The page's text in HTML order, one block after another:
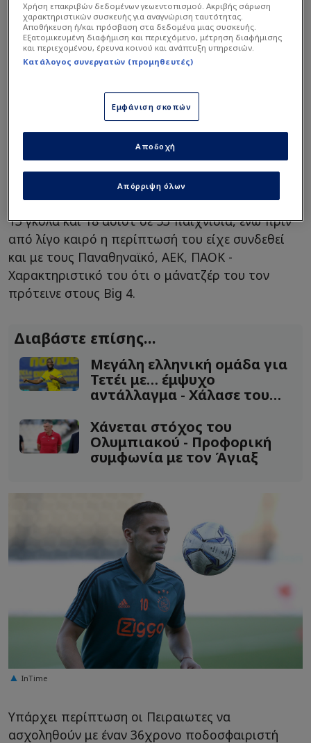
ποδοσφαιρικό Χρηματιστήριο στα 2,5 εκατ ευρώ
και φέτος με τη φανέλα τού τουρκικού κλαμπ είχε
13 γκολα και 18 ασίστ σε 53 παιχνίδια, ενώ πριν
από λίγο καιρό η περίπτωσή του είχε συνδεθεί
και με τους Παναθηναϊκό, ΑΕΚ, ΠΑΟΚ -
Χαρακτηριστικό του ότι ο μάνατζέρ του τον
πρότεινε στους Big 4.
Διαβάστε επίσης...
Μεγάλη ελληνική ομάδα για
Τετέι με… έμψυχο
αντάλλαγμα - Χάλασε του
Χάνεται στόχος του
Ολυμπιακού - Προφορική
συμφωνία με τον Άγιαξ
InTime
Υπάρχει περίπτωση οι Πειραιωτες να
ασχοληθούν με έναν 36χρονο ποδοσφαιριστή
Χρήση επακριβών δεδομένων γεωεντοπισμού. Ακριβής σάρωση
χαρακτηριστικών συσκευής για αναγνώριση ταυτότητας.
Αποθήκευση ή/και πρόσβαση στα δεδομένα μιας συσκευής.
Εξατομικευμένη διαφήμιση και περιεχόμενο, μέτρηση διαφήμισης
και περιεχομένου, έρευνα κοινού και ανάπτυξη υπηρεσιών.
Κατάλογος συνεργατών (προμηθευτές)
Εμφάνιση σκοπών
Απόρριψη όλων
Αποδοχή